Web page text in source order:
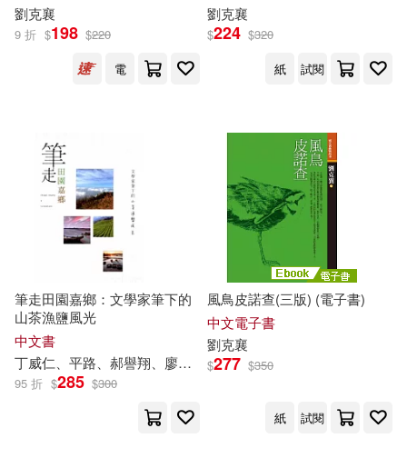
劉克襄
9 折 $198 $220
電
劉克襄
$224 $320
紙
試閱
筆走田園嘉鄉：文學家筆下的
山茶漁鹽風光
中文書
丁威仁、平路、郝譽翔、廖玉蕙、
劉克 襄、閻鴻亞
95 折 $285 $300
風鳥皮諾查(三版) (電子書)
中文電子書
劉克襄
$277 $350
紙 試閱